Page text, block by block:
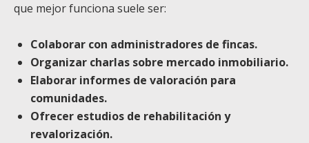
que mejor funciona suele ser:
Colaborar con administradores de fincas.
Organizar charlas sobre mercado inmobiliario.
Elaborar informes de valoración para
comunidades.
Ofrecer estudios de rehabilitación y
revalorización.